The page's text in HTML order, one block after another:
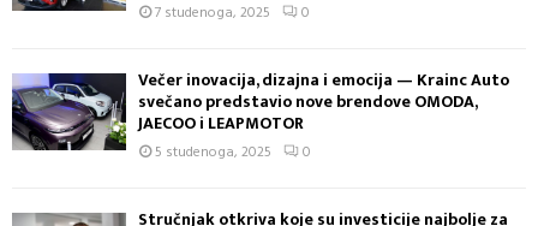
7 studenoga, 2025 0
Večer inovacija, dizajna i emocija — Krainc Auto
svečano predstavio nove brendove OMODA,
JAECOO i LEAPMOTOR
5 studenoga, 2025 0
Stručnjak otkriva koje su investicije najbolje za